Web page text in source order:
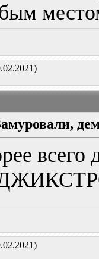
всего